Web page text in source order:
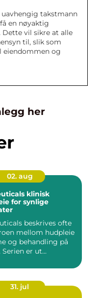
takstmann
en nøyaktig
vil sikre at alle
til, slik som
eiendommen og
her
02. aug
klinisk
for synlige
beskrives ofte
mellom hudpleie
og behandling på
er ut...
31. jul